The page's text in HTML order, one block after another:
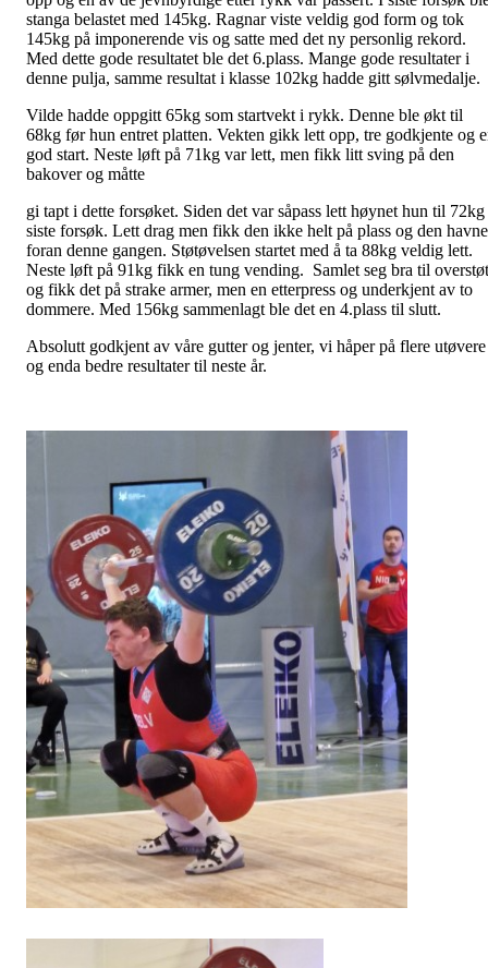
stanga belastet med 145kg. Ragnar viste veldig god form og tok
145kg på imponerende vis og satte med det ny personlig rekord.
Med dette gode resultatet ble det 6.plass. Mange gode resultater i
denne pulja, samme resultat i klasse 102kg hadde gitt
Vilde hadde oppgitt 65kg som startvekt i rykk. Denne ble økt til
68kg før hun entret platten. Vekten gikk lett opp, tre godkjente og
god start. Neste løft på 71kg var lett, men fikk litt sving på den
bakover og måtte
gi tapt i dette forsøket. Siden det var såpass lett høynet hun til
siste forsøk. Lett drag men fikk den ikke helt på plass og den
foran denne gangen. Støtøvelsen startet med å ta 88kg veldig lett.
Neste løft på 91kg fikk en tung vending. Samlet seg bra til overstøt
og fikk det på strake armer, men en etterpress og underkjent av to
dommere. Med 156kg sammenlagt ble det en 4.plass til slutt.
Absolutt godkjent av våre gutter og jenter, vi håper på flere utøvere
og enda bedre resultater til neste år.